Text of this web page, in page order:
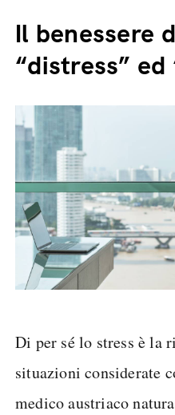
Il benessere
“distress” ed
Di per sé lo stress è la
situazioni considerate
medico austriaco